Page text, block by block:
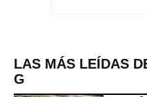
LAS MÁS LEÍDAS
G